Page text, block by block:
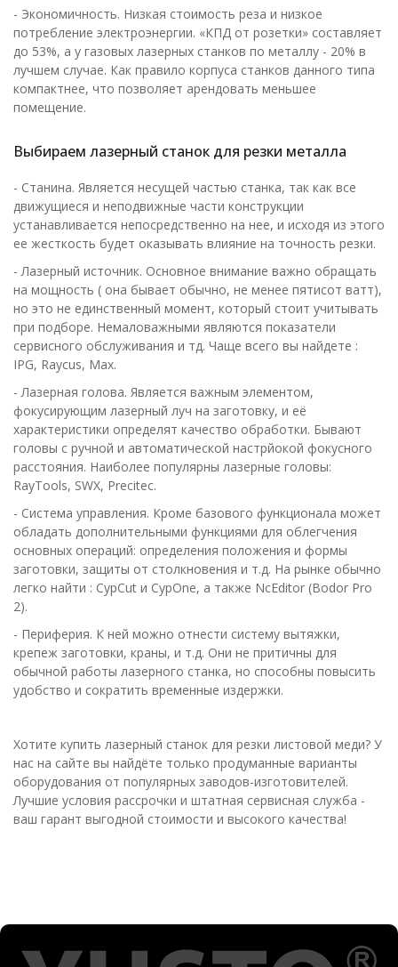
- Экономичность. Низкая стоимость реза и низкое
потребление электроэнергии. «КПД от розетки» составляет
до 53%, а у газовых лазерных станков по металлу - 20% в
лучшем случае. Как правило корпуса станков данного типа
компактнее, что позволяет арендовать меньшее
помещение.
Выбираем лазерный станок для резки металла
- Станина. Является несущей частью станка, так как все
движущиеся и неподвижные части конструкции
устанавливается непосредственно на нее, и исходя из этого
ее жесткость будет оказывать влияние на точность резки.
- Лазерный источник. Основное внимание важно обращать
на мощность ( она бывает обычно, не менее пятисот ватт),
но это не единственный момент, который стоит учитывать
при подборе. Немаловажными являются показатели
сервисного обслуживания и тд. Чаще всего вы найдете :
IPG, Raycus, Max.
- Лазерная голова. Является важным элементом,
фокусирующим лазерный луч на заготовку, и её
характеристики определят качество обработки. Бывают
головы с ручной и автоматической настрйокой фокусного
расстояния. Наиболее популярны лазерные головы:
RayTools, SWX, Precitec.
- Система управления. Кроме базового функционала может
обладать дополнительными функциями для облегчения
основных операций: определения положения и формы
заготовки, защиты от столкновения и т.д. На рынке обычно
легко найти : CypCut и CypOne, а также NcEditor (Bodor Pro
2).
- Периферия. К ней можно отнести систему вытяжки,
крепеж заготовки, краны, и т.д. Они не притичны для
обычной работы лазерного станка, но способны повысить
удобство и сократить временные издержки.
Хотите купить лазерный станок для резки листовой меди? У
нас на сайте вы найдёте только продуманные варианты
оборудования от популярных заводов-изготовителей.
Лучшие условия рассрочки и штатная сервисная служба -
ваш гарант выгодной стоимости и высокого качества!